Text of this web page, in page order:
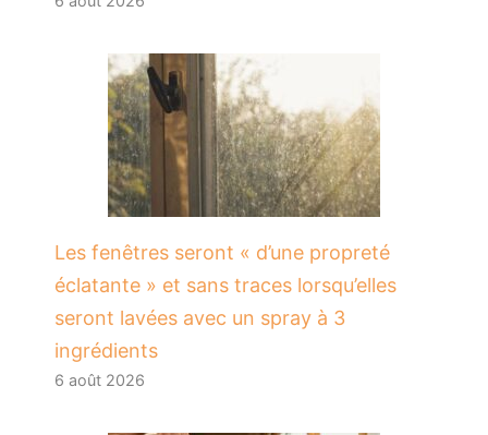
Les fenêtres seront « d’une propreté
éclatante » et sans traces lorsqu’elles
seront lavées avec un spray à 3
ingrédients
6 août 2026